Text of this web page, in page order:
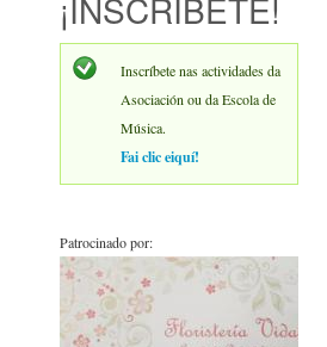
¡INSCRÍBETE!
Inscríbete nas actividades da
Asociación ou da Escola de
Música.
Fai clic eiquí!
Patrocinado por: